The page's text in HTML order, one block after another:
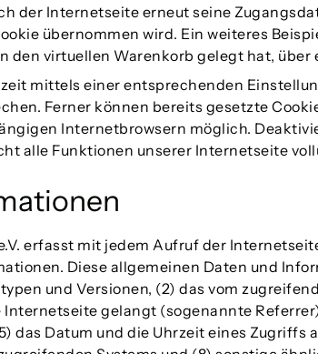
der Internetseite erneut seine
übernommen wird. Ein weiteres
virtuellen Warenkorb gelegt hat, über
mittels einer entsprechenden
Ferner können bereits gesetzte
Internetbrowsern möglich.
alle Funktionen unserer Internetseite
erfasst mit jedem Aufruf der
Diese allgemeinen Daten und
und Versionen, (2) das vom
gelangt (sogenannte
das Datum und die Uhrzeit eines Zugriffs